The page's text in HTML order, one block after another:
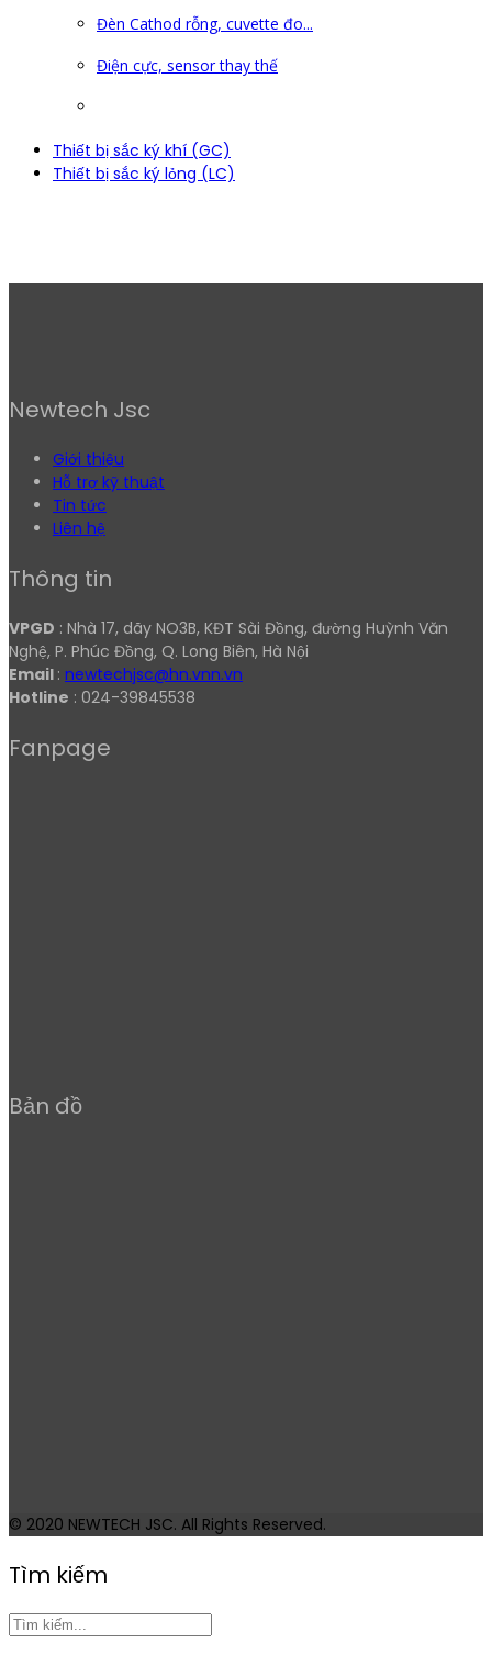
Đèn Cathod rỗng, cuvette đo...
Điện cực, sensor thay thế
Thiết bị sắc ký khí (GC)
Thiết bị sắc ký lỏng (LC)
Newtech Jsc
Giới thiệu
Hỗ trợ kỹ thuật
Tin tức
Liên hệ
Thông tin
VPGD : Nhà 17, dãy NO3B, KĐT Sài Đồng, đường Huỳnh Văn
Nghệ, P. Phúc Đồng, Q. Long Biên, Hà Nội
Email : newtechjsc@hn.vnn.vn
Hotline : 024-39845538
Fanpage
Bản đồ
© 2020 NEWTECH JSC. All Rights Reserved.
Tìm kiếm